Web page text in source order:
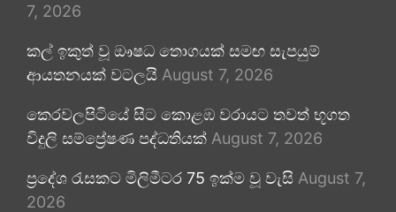
7, 2026
කල් ඉකුත් වූ ඖෂධ තොගයක් සමඟ සැපයුම්
ආයතනයක් වටලයි August 7, 2026
කෙරවලපිටියේ සිට කොළඹ වරායට තවත් භූගත
විදුලි සම්ප්‍රේෂණ පද්ධතියක් August 7, 2026
ප්‍රදේශ රැසකට මිලිමීටර 75 ඉක්ම වූ වැසි August 7,
2026